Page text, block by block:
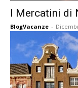
I Mercatini di
BlogVacanze -